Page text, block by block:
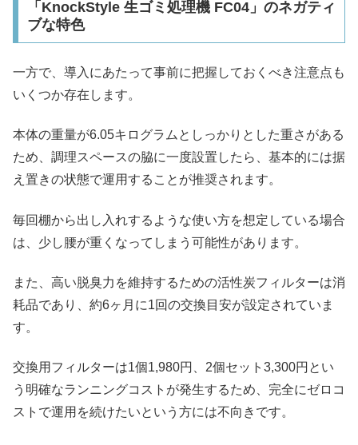
「KnockStyle 生ゴミ処理機 FC04」のネガティ
ブな特色
一方で、導入にあたって事前に把握しておくべき注意点も
いくつか存在します。
本体の重量が6.05キログラムとしっかりとした重さがある
ため、調理スペースの脇に一度設置したら、基本的には据
え置きの状態で運用することが推奨されます。
毎回棚から出し入れするような使い方を想定している場合
は、少し腰が重くなってしまう可能性があります。
また、高い脱臭力を維持するための活性炭フィルターは消
耗品であり、約6ヶ月に1回の交換目安が設定されていま
す。
交換用フィルターは1個1,980円、2個セット3,300円とい
う明確なランニングコストが発生するため、完全にゼロコ
ストで運用を続けたいという方には不向きです。